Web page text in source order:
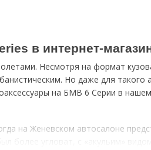
в интернет-
Несмотря на формат
Но даже для
на БМВ 6 Серии в
на Женевском автосалоне